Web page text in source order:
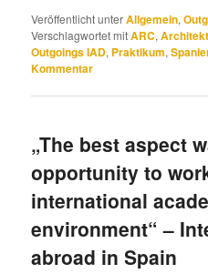
Veröffentlicht unterAllgemein,
Verschlagwortet mitARC,
Outgoings IAD, Praktikum,
Kommentar
„The best aspect
opportunity to
international
environment“ –
abroad in Spain